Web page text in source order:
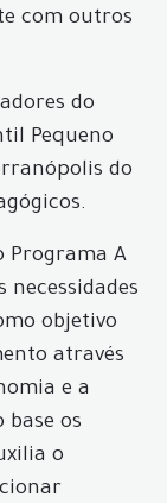
com outros
do
Pequeno
do
Programa A
necessidades
objetivo
através
e a
base os
o